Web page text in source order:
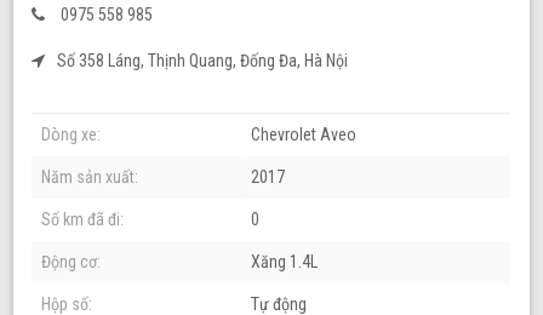
0975 558 985
Số 358 Láng, Thịnh Quang, Đống Đa, Hà Nội
Dòng xe: Chevrolet Aveo
Năm sản xuất: 2017
Số km đã đi: 0
Động cơ: Xăng 1.4L
Hộp số: Tự động